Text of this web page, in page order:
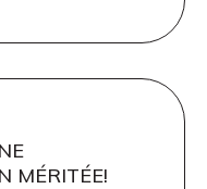
MÉRITÉE!